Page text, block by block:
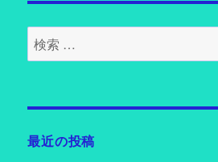
検
索
最近の投稿